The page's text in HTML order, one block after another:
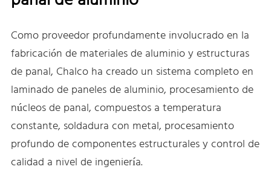
Como proveedor profundamente involucrado en la
fabricación de materiales de aluminio y estructuras
de panal, Chalco ha creado un sistema completo en
laminado de paneles de aluminio, procesamiento de
núcleos de panal, compuestos a temperatura
constante, soldadura con metal, procesamiento
profundo de componentes estructurales y control de
calidad a nivel de ingeniería.